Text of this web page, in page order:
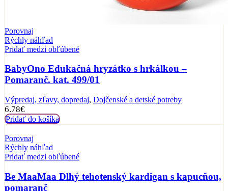
Porovnaj
Rýchly náhľad
Pridať medzi obľúbené
BabyOno Edukačná hryzátko s hrkálkou –
Pomaranč. kat. 499/01
Výpredaj, zľavy, dopredaj, Dojčenské a detské potreby
6.78€
Pridať do košíka
Porovnaj
Rýchly náhľad
Pridať medzi obľúbené
Be MaaMaa Dlhý tehotenský kardigan s kapucňou,
pomaranč